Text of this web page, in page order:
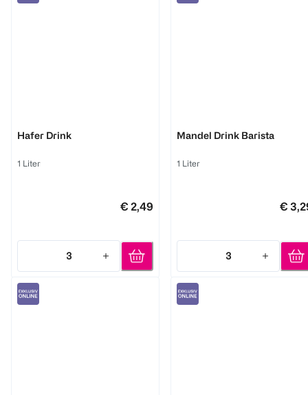
Hafer Drink
1 Liter
€ 2,49
3
Quantity: 3
Mandel Drink Barista
1 Liter
€
3
Quantity: 3